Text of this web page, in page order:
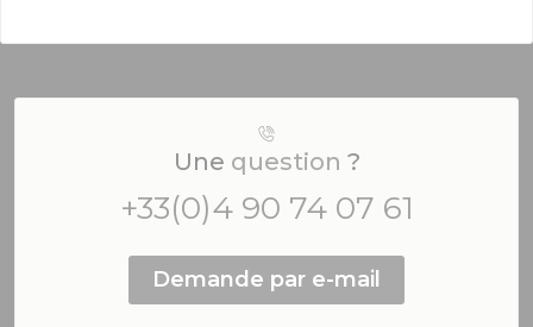
Une question ?
+33(0)4 90 74 07 61
Demande par e-mail